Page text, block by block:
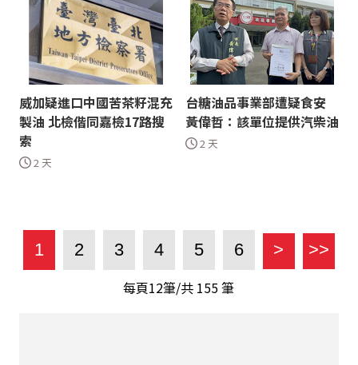
威加疑進口中國苦茶籽混充
製油 北檢偕同嘉檢17路搜
索
2 天
台糖油品事業部遭疑食安
黃偉哲：該單位提供汽柴油
2 天
1 2 3 4 5 6 > >>
每頁12筆/共 155筆